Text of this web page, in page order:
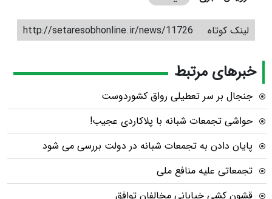
لینک کوتاه http://setaresobhonline.ir/news/11726
خبرهای مرتبط
جنجال بر سر تعطیلی رواق کشوردوست
حواشی تجمعات شبانه با پلاکاردی عجیب!
پایان دادن به تجمعات شبانه در دولت بررسی می شود
تجمعاتی علیه منافع ملی
قشون کشی خیابانی مخالفان توافق